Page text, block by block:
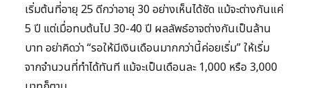
เริ่มต้นที่อายุ 25 ดีกว่าอายุ 30 อย่างเห็นได้ชัด แม้จะต่างกันแค่
5 ปี แต่เมื่อทบต้นไป 30-40 ปี ผลลัพธ์อาจต่างกันเป็นล้าน
บาท อย่าคิดว่า “รอให้มีเงินเดือนมากกว่านี้ค่อยเริ่ม” ให้เริ่ม
จากจำนวนที่ทำได้ทันที แม้จะเป็นเดือนละ 1,000 หรือ 3,000